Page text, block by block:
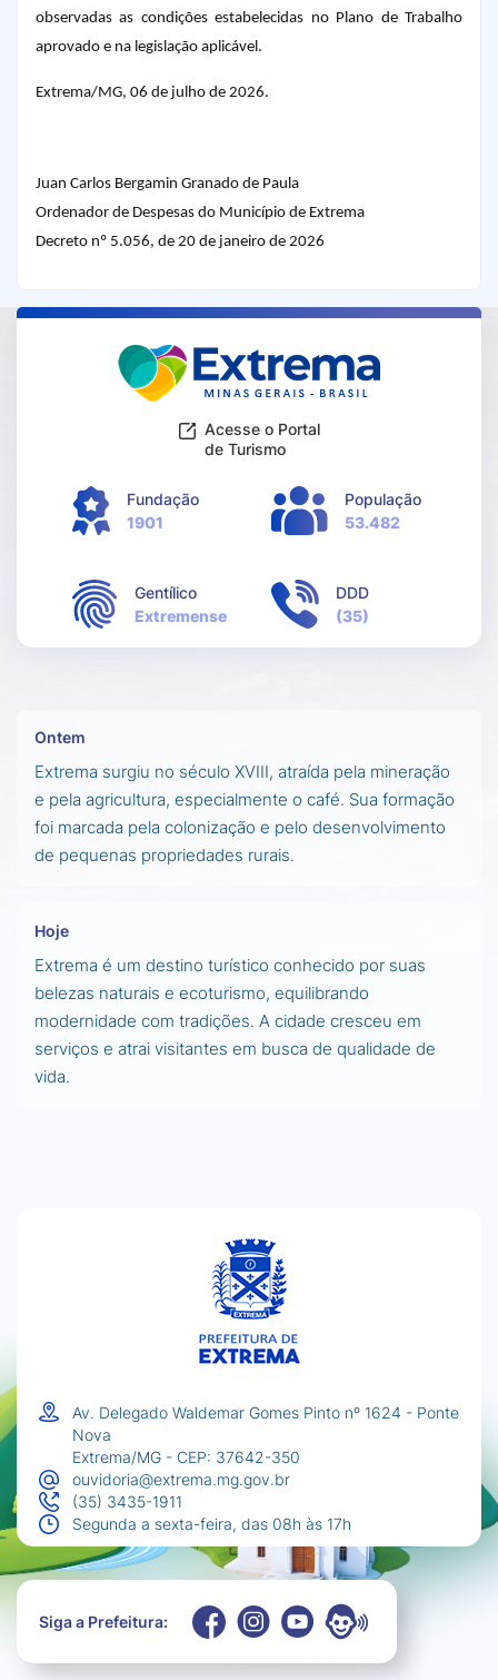
observadas as condições estabelecidas no Plano de Trabalho
aprovado e na legislação aplicável.
Extrema/MG, 06 de julho de 2026.
Juan Carlos Bergamin Granado de Paula
Ordenador de Despesas do Município de Extrema
Decreto nº 5.056, de 20 de janeiro de 2026
Acesse o Portal
de Turismo
Fundação
1901
População
53.482
Gentílico
Extremense
DDD
(35)
Ontem
Extrema surgiu no século XVIII, atraída pela mineração
e pela agricultura, especialmente o café. Sua formação
foi marcada pela colonização e pelo desenvolvimento
de pequenas propriedades rurais.
Hoje
Extrema é um destino turístico conhecido por suas
belezas naturais e ecoturismo, equilibrando
modernidade com tradições. A cidade cresceu em
serviços e atrai visitantes em busca de qualidade de
vida.
Av. Delegado Waldemar Gomes Pinto nº 1624 - Ponte
Nova
Extrema/MG - CEP: 37642-350
ouvidoria@extrema.mg.gov.br
(35) 3435-1911
Segunda a sexta-feira, das 08h às 17h
Siga a Prefeitura: